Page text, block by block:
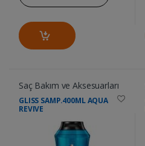
Saç Bakım ve Aksesuarları
GLISS SAMP.400ML AQUA
REVIVE